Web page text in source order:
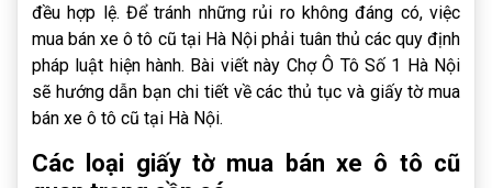
đều hợp lệ. Để tránh những rủi ro không đáng có, việc
mua bán xe ô tô cũ tại Hà Nội phải tuân thủ các quy định
pháp luật hiện hành. Bài viết này Chợ Ô Tô Số 1 Hà Nội
sẽ hướng dẫn bạn chi tiết về các thủ tục và giấy tờ mua
bán xe ô tô cũ tại Hà Nội.
Các loại giấy tờ mua bán xe ô tô cũ